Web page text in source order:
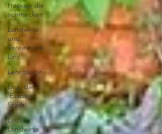
Hecken die
schmecken
Landwirte
und
Vereine um
Linz
Lehrgänge
Linz, die
'Essbare
Stadt'
Linzer
Landwirte